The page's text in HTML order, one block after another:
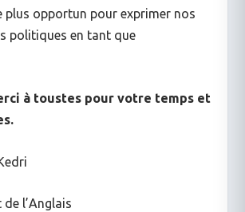
plus opportun pour exprimer nos
politiques en tant que
à toustes pour votre temps et
l’Anglais